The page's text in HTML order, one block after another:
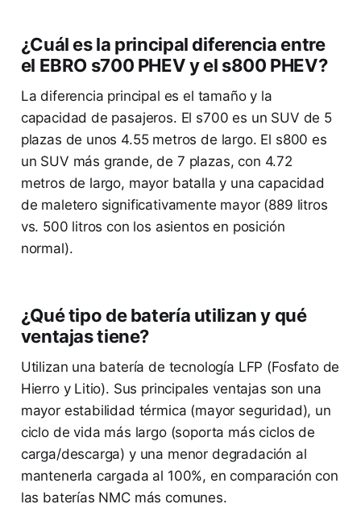
¿Cuál es la principal diferencia entre
el EBRO s700 PHEV y el s800 PHEV?
La diferencia principal es el tamaño y la
capacidad de pasajeros. El s700 es un SUV de 5
plazas de unos 4.55 metros de largo. El s800 es
un SUV más grande, de 7 plazas, con 4.72
metros de largo, mayor batalla y una capacidad
de maletero significativamente mayor (889 litros
vs. 500 litros con los asientos en posición
normal).
¿Qué tipo de batería utilizan y qué
ventajas tiene?
Utilizan una batería de tecnología LFP (Fosfato de
Hierro y Litio). Sus principales ventajas son una
mayor estabilidad térmica (mayor seguridad), un
ciclo de vida más largo (soporta más ciclos de
carga/descarga) y una menor degradación al
mantenerla cargada al 100%, en comparación con
las baterías NMC más comunes.